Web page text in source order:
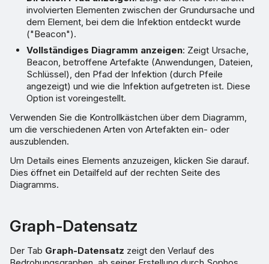
involvierten Elementen zwischen der Grundursache und
dem Element, bei dem die Infektion entdeckt wurde
("Beacon").
Vollständiges Diagramm anzeigen: Zeigt Ursache,
Beacon, betroffene Artefakte (Anwendungen, Dateien,
Schlüssel), den Pfad der Infektion (durch Pfeile
angezeigt) und wie die Infektion aufgetreten ist. Diese
Option ist voreingestellt.
Verwenden Sie die Kontrollkästchen über dem Diagramm,
um die verschiedenen Arten von Artefakten ein- oder
auszublenden.
Um Details eines Elements anzuzeigen, klicken Sie darauf.
Dies öffnet ein Detailfeld auf der rechten Seite des
Diagramms.
Graph-Datensatz
Der Tab Graph-Datensatz zeigt den Verlauf des